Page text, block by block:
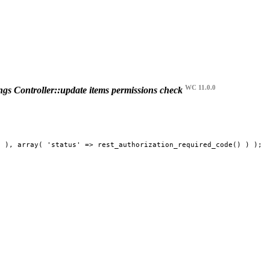
Controller::update items permissions check WC 11.0.0